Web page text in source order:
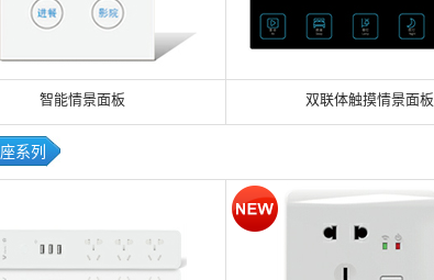
智能情景面板 双联体触摸情景面板
系列